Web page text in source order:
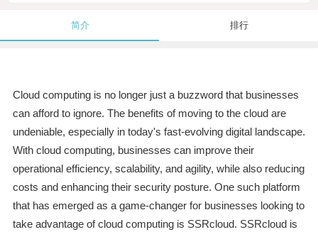
简介 排行
Cloud computing is no longer just a buzzword that businesses
can afford to ignore. The benefits of moving to the cloud are
undeniable, especially in today's fast-evolving digital landscape.
With cloud computing, businesses can improve their
operational efficiency, scalability, and agility, while also reducing
costs and enhancing their security posture. One such platform
that has emerged as a game-changer for businesses looking to
take advantage of cloud computing is SSRcloud. SSRcloud is